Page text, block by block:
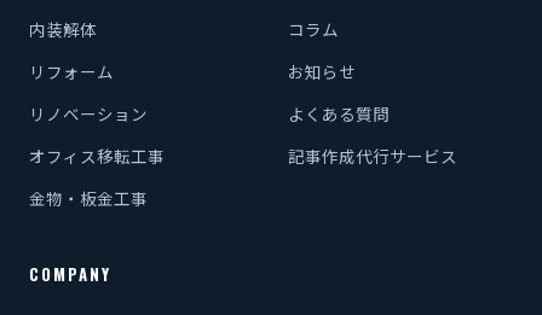
内装解体
リフォーム
リノベーション
オフィス移転工事
金物・板金工事
コラム
お知らせ
よくある質問
記事作成代行サービス
COMPANY